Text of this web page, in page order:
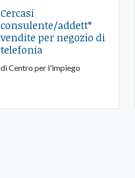
Cercasi
consulente/addett*
vendite per negozio di
telefonia
di Centro per l'impiego